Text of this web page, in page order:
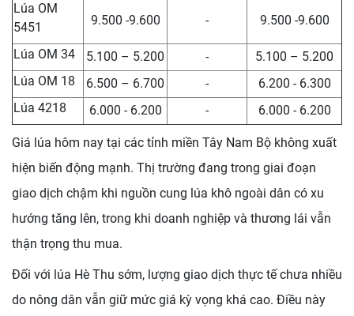
Lúa OM
5451
9.500 -9.600 - 9.500 -9.600
Lúa OM 34 5.100 – 5.200 -
5.100 – 5.200
Lúa OM 18
6.500 – 6.700 -
6.200 - 6.300
Lúa 4218
6.000 - 6.200 - 6.000 - 6.200
Giá lúa hôm nay tại các tỉnh miền Tây Nam Bộ không xuất
hiện biến động mạnh. Thị trường đang trong giai đoạn
giao dịch chậm khi nguồn cung lúa khô ngoài dân có xu
hướng tăng lên, trong khi doanh nghiệp và thương lái vẫn
thận trọng thu mua.
Đối với lúa Hè Thu sớm, lượng giao dịch thực tế chưa nhiều
do nông dân vẫn giữ mức giá kỳ vọng khá cao. Điều này